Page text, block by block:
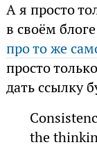
А я просто
в своём
про то же
просто
дать ссылку
the